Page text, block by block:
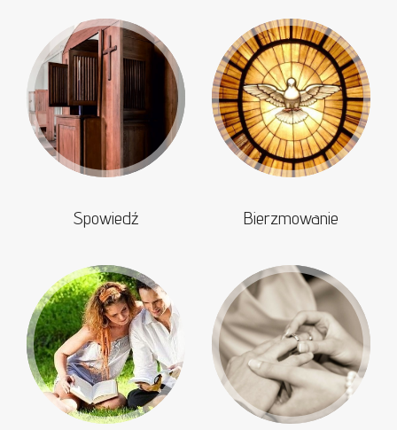
Spowiedź Bierzmowanie